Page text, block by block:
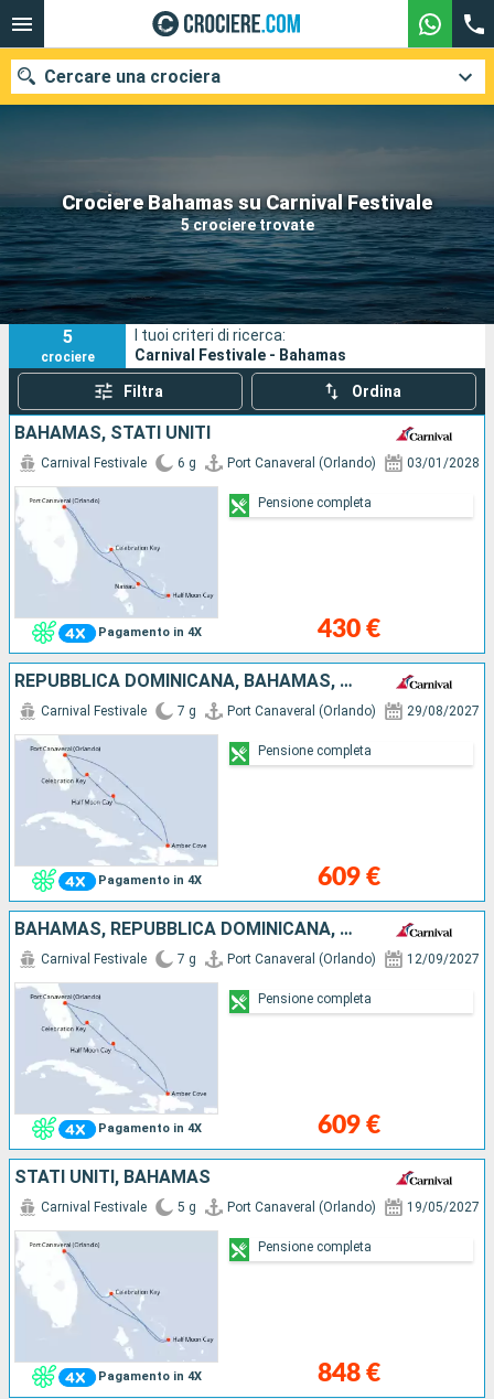
Crociere Bahamas su Carnival Festivale
5 crociere trovate
Cercare una crociera
Le nostre destinazioni
Mesi di partenza
Porti Compagnie
Ricerca
5
crociere
I tuoi criteri di ricerca:
Carnival Festivale - Bahamas
Filtra Ordina
BAHAMAS, STATI UNITI
Pagamento in 4X
Carnival Festivale 6 g Port Canaveral (Orlando) 03/01/2028
430 €
Pensione completa
REPUBBLICA DOMINICANA, BAHAMAS, STATI UNITI
Pagamento in 4X
Carnival Festivale 7 g Port Canaveral (Orlando) 29/08/2027
609 €
Pensione completa
BAHAMAS, REPUBBLICA DOMINICANA, STATI UNITI
Pagamento in 4X
Carnival Festivale 7 g Port Canaveral (Orlando) 12/09/2027
609 €
Pensione completa
STATI UNITI, BAHAMAS
Pagamento in 4X
Carnival Festivale 5 g Port Canaveral (Orlando) 19/05/2027
848 €
Pensione completa